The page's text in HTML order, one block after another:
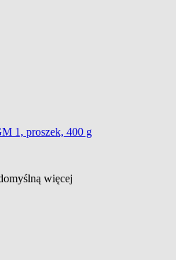
1, proszek, 400 g
więcej